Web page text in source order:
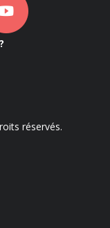
réservés.